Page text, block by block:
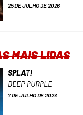
25 DE JULHO DE 2026
MAIS LIDAS
SPLAT!
DEEP PURPLE
7 DE JULHO DE 2026